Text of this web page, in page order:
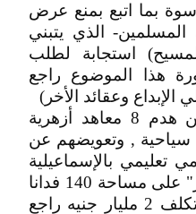
بما اتبع بمنع عرض
الذي يتبني
استجابة لطلب
هذا الموضوع راجع
الإبداع وعقائد الأخر)
15- تعويض المسلمين عن هدم 8 معاهد أزهرية
سياحية , وتعويضهم عن
تعليمي بالإسماعيلية
يتكون من 54 مبنى "مجهز" على مساحة 140 فدانا
، تم بناؤه منذ 7 سنوات تكلف 2 مليار جنيه راجع